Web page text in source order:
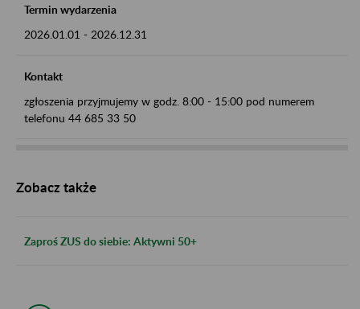
Termin wydarzenia
2026.01.01 - 2026.12.31
Kontakt
zgłoszenia przyjmujemy w godz. 8:00 - 15:00 pod numerem
telefonu 44 685 33 50
Zobacz także
Zaproś ZUS do siebie: Aktywni 50+